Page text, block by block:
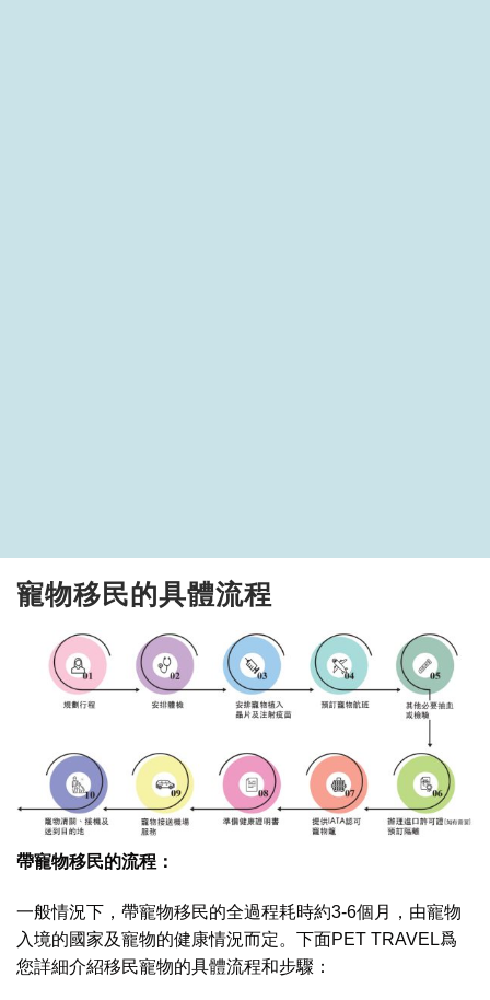
寵物移民的具體流程
帶寵物移民的流程：
一般情況下，帶寵物移民的全過程耗時約3-6個月，由寵物
入境的國家及寵物的健康情況而定。下面PET TRAVEL爲
您詳細介紹移民寵物的具體流程和步驟：